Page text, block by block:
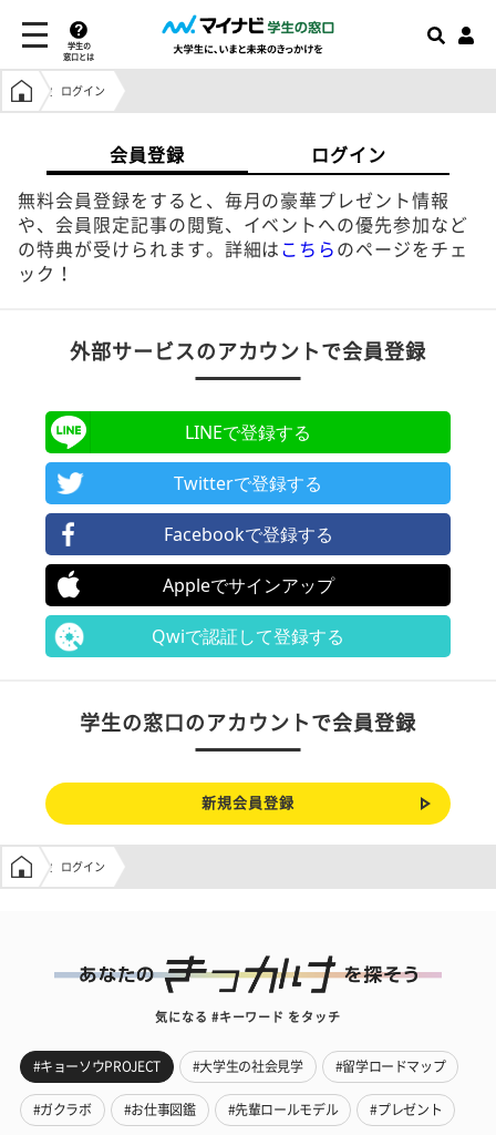
学生の
窓口とは
学生の窓口トップ
ログイン
会員登録 ログイン
無料会員登録をすると、毎月の豪華プレゼント情報
や、会員限定記事の閲覧、イベントへの優先参加など
の特典が受けられます。詳細は こちら のページをチェ
ック！
外部サービスのアカウントで会員登録
LINEで登録する
Twitterで登録する
Facebookで登録する
Appleでサインアップ
Qwiで認証して登録する
学生の窓口のアカウントで会員登録
新規会員登録
学生の窓口トップ
ログイン
気になる #キーワード をタッチ
#キョーソウPROJECT #大学生の社会見学 #留学ロードマップ
#ガクラボ #お仕事図鑑 #先輩ロールモデル #プレゼント